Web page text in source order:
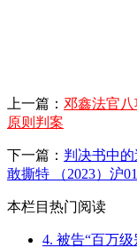
上一篇： 邓鑫法官
原则判案
下一篇： 判决书中
敢撕特 （2023）沪
本栏目热门阅读
4. 被告“百万